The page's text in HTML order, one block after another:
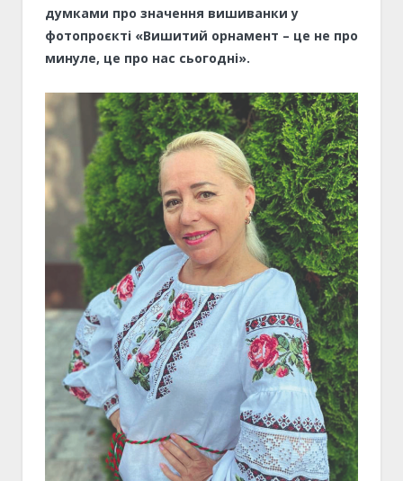
думками про значення вишиванки у
фотопроєкті «Вишитий орнамент – це не про
минуле, це про нас сьогодні».